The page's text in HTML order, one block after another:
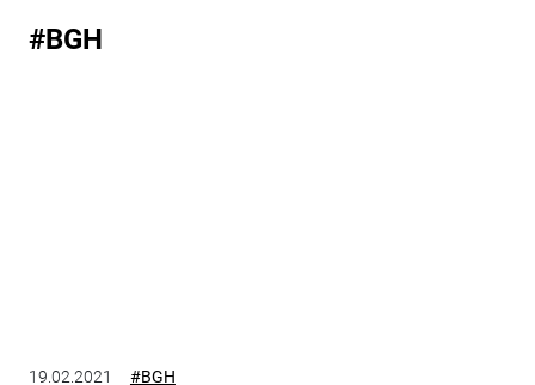
#BGH
19.02.2021 #BGH